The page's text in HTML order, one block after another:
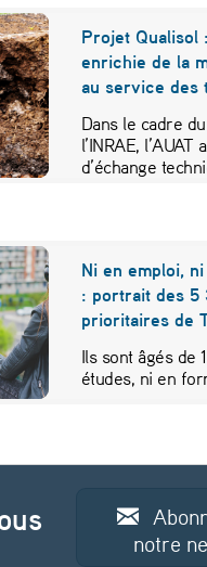
Projet Qualisol
enrichie de la
au service des
Dans le cadre
l’INRAE,
d’échange
Ni en emploi,
: portrait des 5
prioritaires de
Ils sont âgés de
études, ni en
notre